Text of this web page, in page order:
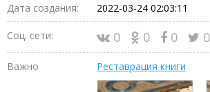
Дата создания: 2022-03-24 02:03:11
Соц. сети: 0 0 0 0
Важно Реставрация книги